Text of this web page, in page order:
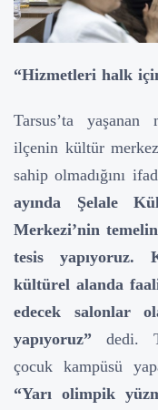
“Hizmetleri halk
Tarsus’ta
ilçenin kültür
sahip olmadığını
ayında Şelale
Merkezi’nin
tesis yapıyoruz.
kültürel alanda
edecek salonlar
yapıyoruz” dedi.
çocuk kampüsü
“Yarı olimpik